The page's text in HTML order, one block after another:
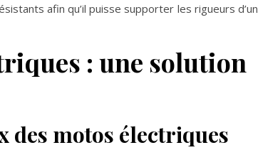
afin qu’il puisse supporter les rigueurs
: une solution
des motos électriques